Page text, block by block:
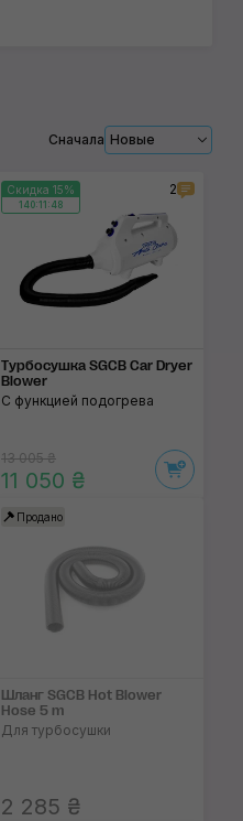
Сначала Новые
Скидка 15%
140:11:48
2
Турбосушка SGCB Car Dryer
Blower
С функцией подогрева
13 005 ₴
11 050 ₴
Продано
Шланг SGCB Hot Blower
Hose 5 m
Для турбосушки
2 285 ₴